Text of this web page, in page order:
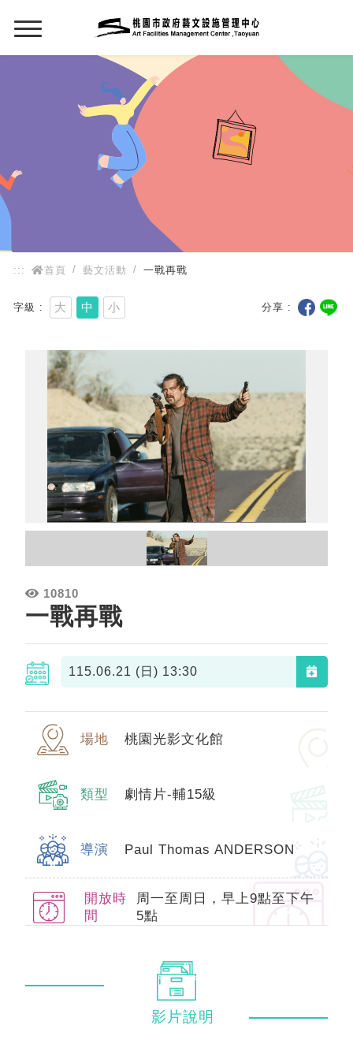
::: 首頁 藝文活動 一戰再戰
字級 大 中 小 分享
10810
一戰再戰
115.06.21 (日) 13:30
場地 桃園光影文化館
類型 劇情片-輔15級
導演 Paul Thomas ANDERSON
開放時
間
周一至周日，早上9點至下午
5點
影片說明